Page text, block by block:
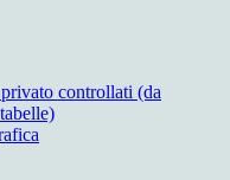
controllati (da